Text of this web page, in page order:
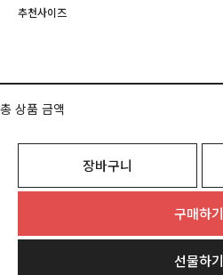
추천사이즈
총 상품 금액
장바구니
구매하기
선물하기